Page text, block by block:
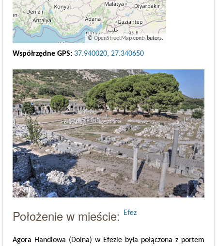
© OpenStreetMapcontributors.
Współrzędne GPS: 37.940020, 27.340650
Położenie w mieście: Efez
Agora Handlowa (Dolna) w Efezie była połączona z portem